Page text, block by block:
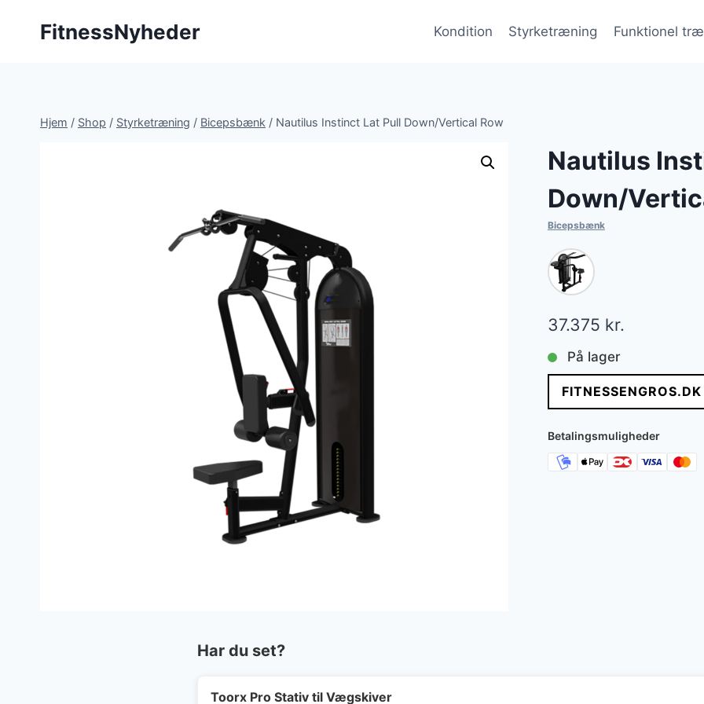
FitnessNyheder Kondition Styrketræning Funktionel
Hjem / Shop / Styrketræning / Bicepsbænk / Nautilus Instinct Lat Pull Down/Vertical Row
Nautilus
Down/
Bicepsbænk
37.375 kr.
På lager
Betalingsmuligheder
Har du set?
Toorx Pro Stativ til Vægskiver